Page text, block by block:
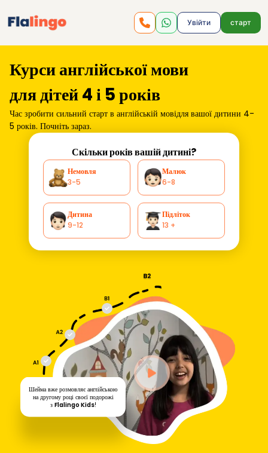
Увійти старт
Шейма вже розмовляє англійською
на другому році своєї подорожі
з Flalingo Kids!
Курси англійської мови
для дітей 4 і 5 років
Час зробити сильний старт в англійській мовідля вашої дитини 4-
5 років. Почніть зараз.
Скільки років вашій дитині?
Немовля
3-5
Малюк
6-8
Дитина
9-12
Підліток
13 +